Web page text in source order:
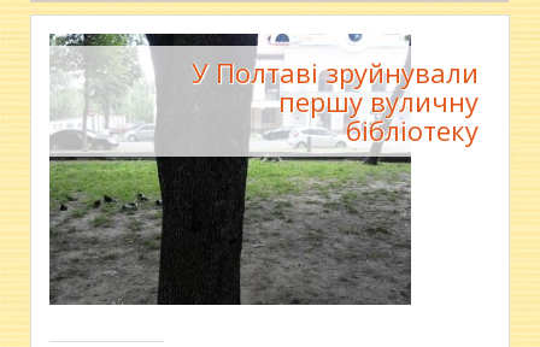
У Полтаві зруйнували
першу вуличну
бібліотеку